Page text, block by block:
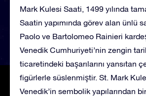
Mark Kulesi Saati, 1499 yılında
Saatin yapımında görev alan ünlü
Paolo ve Bartolomeo Rainieri
Venedik Cumhuriyeti’nin zengin
ticaretindeki başarılarını yansıtan
figürlerle süslenmiştir. St. Mark
Venedik’in sembolik yapılarından